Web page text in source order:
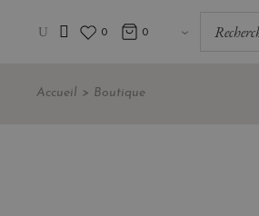
0 0
Accueil Boutique